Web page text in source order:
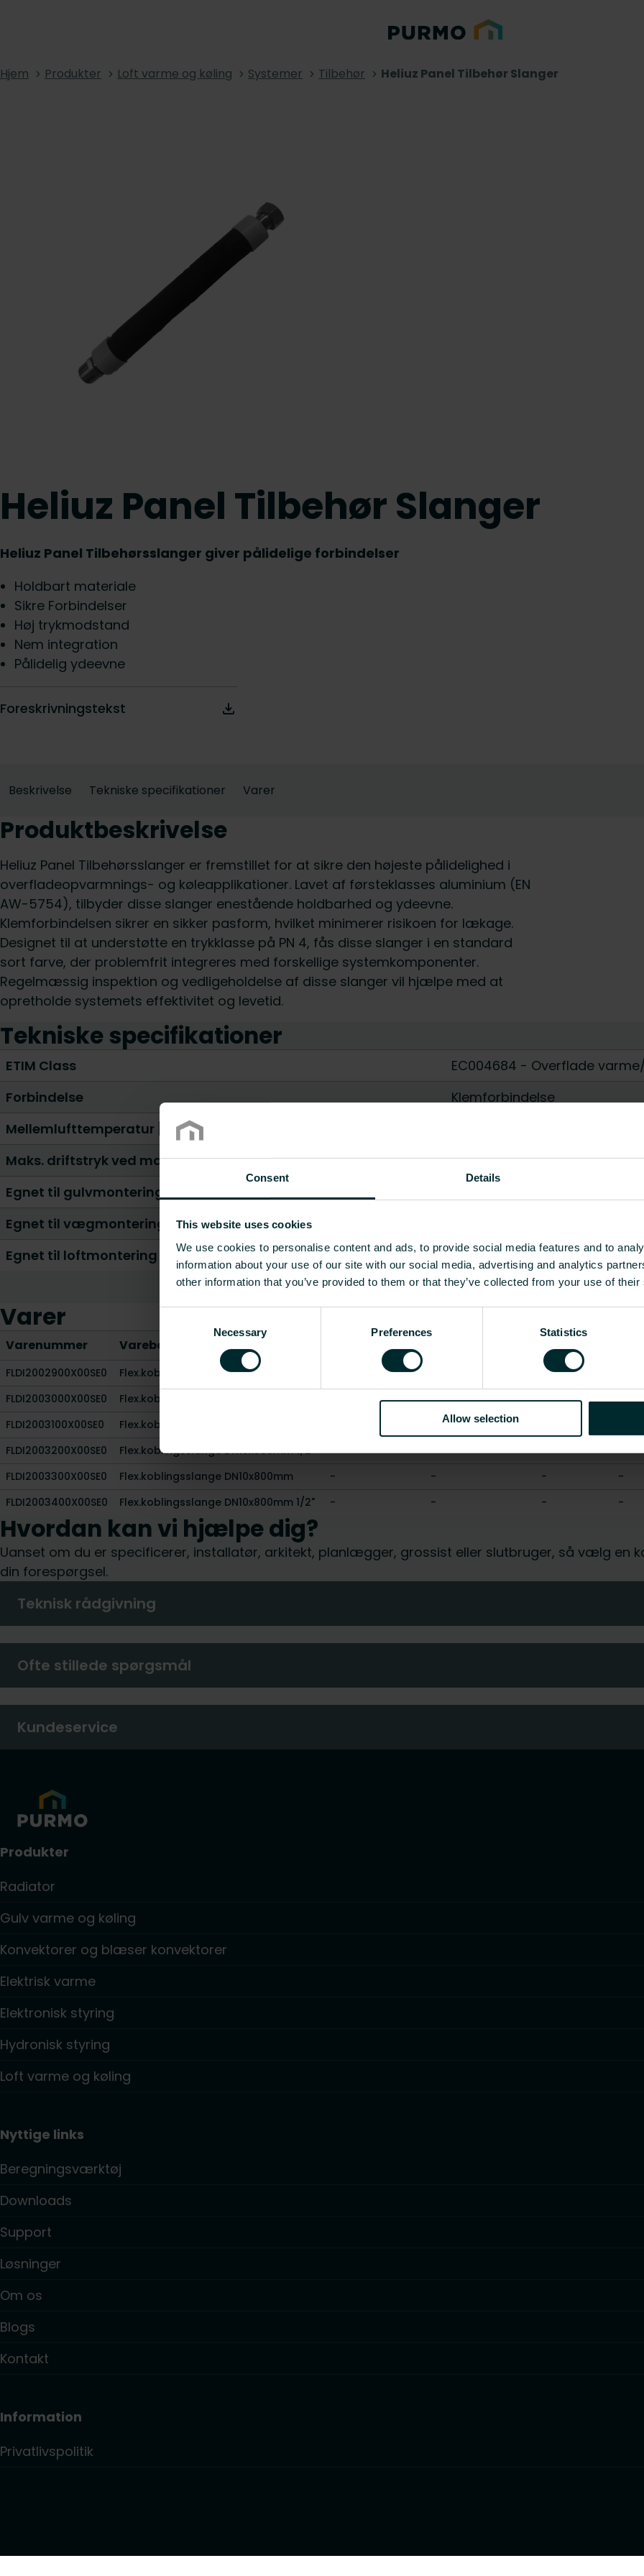
Consent Details
This website uses cookies
We use cookies to personalise content and ads, to provide social media features and to
information about your use of our site with our social media, advertising and analytics
other information that you’ve provided to them or that they’ve collected from your use of
Necessary Preferences Statistics
Allow selection
Hjem Produkter Loft varme og køling Systemer Tilbehør Heliuz Panel Tilbehør Slanger
Heliuz Panel Tilbehør Slanger
Heliuz Panel Tilbehørsslanger giver pålidelige forbindelser
Holdbart materiale
Sikre Forbindelser
Høj trykmodstand
Nem integration
Pålidelig ydeevne
Foreskrivningstekst
Beskrivelse Tekniske specifikationer Varer
Produktbeskrivelse
Heliuz Panel Tilbehørsslanger er fremstillet for at sikre den højeste pålidelighed i
overfladeopvarmnings- og køleapplikationer. Lavet af førsteklasses aluminium (EN
AW-5754), tilbyder disse slanger enestående holdbarhed og ydeevne.
Klemforbindelsen sikrer en sikker pasform, hvilket minimerer risikoen for lækage.
Designet til at understøtte en trykklasse på PN 4, fås disse slanger i en standard
sort farve, der problemfrit integreres med forskellige systemkomponenter.
Regelmæssig inspektion og vedligeholdelse af disse slanger vil hjælpe med at
opretholde systemets effektivitet og levetid.
Tekniske specifikationer
ETIM Class
EC004684 - Overflade
Forbindelse
Klemforbindelse
Mellemlufttemperatur [°C]
Maks. driftstryk ved maks. mediumtemperatur [bar]
8
Egnet til gulvmontering
Egnet til vægmontering
Egnet til loftmontering
Ja
Vis alle
Varer
Varenummer Varebeskrivelse Længde [mm] Vægt [kg]
FLDI2002900X00SE0 Flex.koblingsslange DN10x1000mm -
FLDI2003000X00SE0
Flex.koblingsslange DN10x1000mm 1/2" - -
-
FLDI2003100X00SE0
Flex.koblingsslange DN10x500mm
FLDI2003200X00SE0
Flex.koblingsslange DN10x500mm 1/2" - - -
-
FLDI2003300X00SE0
Flex.koblingsslange DN10x800mm - - -
-
FLDI2003400X00SE0
Flex.koblingsslange DN10x800mm 1/2" - - - -
Hvordan kan vi hjælpe dig?
Uanset om du er specificerer, installatør, arkitekt, planlægger, grossist eller slutbruger, så vælg en
din forespørgsel.
Teknisk rådgivning
Ofte stillede spørgsmål
Kundeservice
Produkter
Radiator
Gulv varme og køling
Konvektorer og blæser konvektorer
Elektrisk varme
Elektronisk styring
Hydronisk styring
Loft varme og køling
Nyttige links
Beregningsværktøj
Downloads
Support
Løsninger
Om os
Blogs
Kontakt
Information
Privatlivspolitik